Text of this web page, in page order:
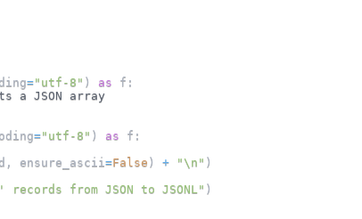
="utf-8" ) as f :
a JSON array
="utf-8" ) as f :
, ensure_ascii =False ) + "\n" )
' records from JSON to JSONL" )